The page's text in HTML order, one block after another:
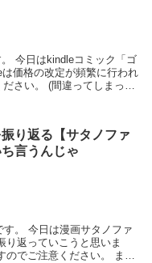
「ゴ
さい。 (間違ってしまった
り返る【サタノファ
言うんじゃ
ノファ
り返っていこうと思いま
のでご注意ください。 ま